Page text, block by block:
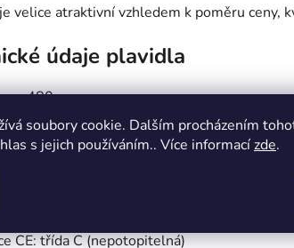
soubory cookie. Dalším procházením
s jejich používáním.. Více informacízde.
velice atraktivní vzhledem k poměru ceny,
údaje plavidla
480 cm
212 cm
390 kg
880 kg
osob na palubě: 5
60 HP
CE: třída C (nepotopitelná)